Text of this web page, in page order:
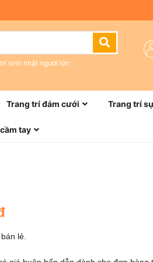
sinh nhật người lớn
Trang trí đám cưới Trang trí
tay
lẻ.